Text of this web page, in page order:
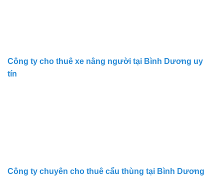
Công ty cho thuê xe nâng người tại Bình Dương uy
tín
Công ty chuyên cho thuê cẩu thùng tại Bình Dương